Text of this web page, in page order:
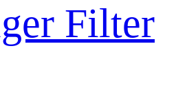
Filter